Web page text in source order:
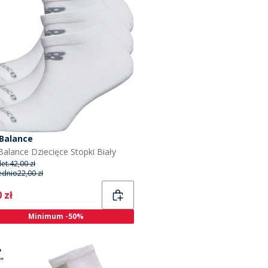
Dziecięce Stopki Biały
42,00 zł
22,00 zł
zł
Minimum -50%